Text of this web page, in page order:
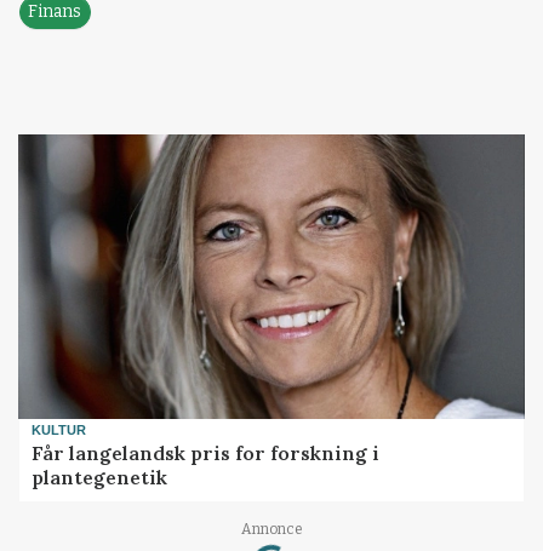
Finans
KULTUR
Får langelandsk pris for forskning i
plantegenetik
Annonce